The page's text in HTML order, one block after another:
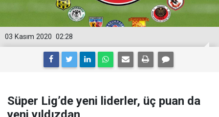
02:28
03 Kasım 2020
Süper Lig’de yeni liderler, üç puan da